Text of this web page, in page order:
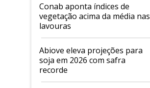
Conab aponta índices de
vegetação acima da média nas
lavouras
Abiove eleva projeções para
soja em 2026 com safra
recorde